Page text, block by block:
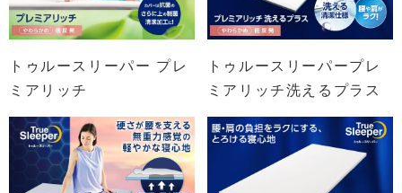
トゥルースリーパー プレ
ミアリッチ
トゥルースリーパープレ
ミアリッチ洗えるプラス